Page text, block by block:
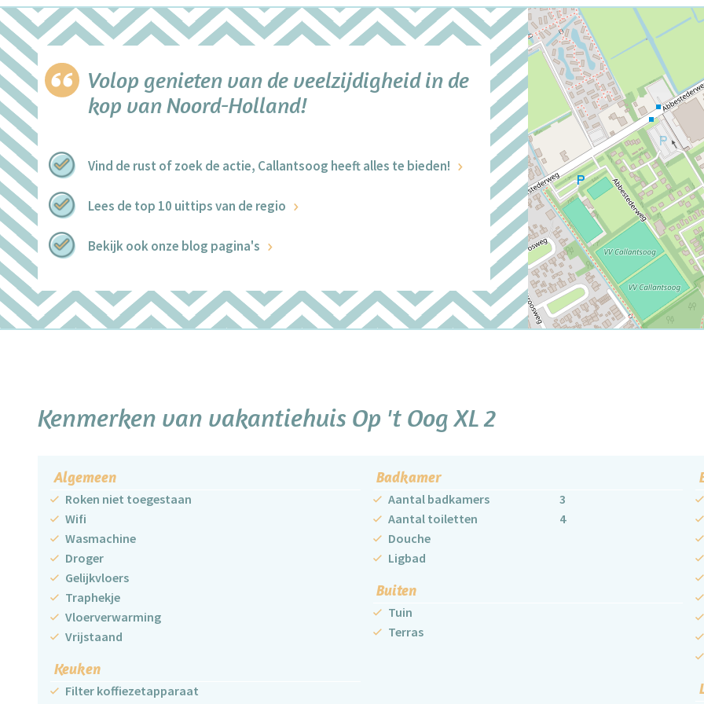
Volop genieten van de veelzijdigheid in de
kop van Noord-Holland!
Vind de rust of zoek de actie, Callantsoog heeft alles te bieden!
Lees de top 10 uittips van de regio
Bekijk ook onze blog pagina's
Kenmerken van vakantiehuis Op 't Oog XL 2
Algemeen
Roken niet toegestaan
Wifi
Wasmachine
Droger
Gelijkvloers
Traphekje
Vloerverwarming
Vrijstaand
Keuken
Filter koffiezetapparaat
Badkamer
Aantal badkamers
3
Aantal toiletten
4
Douche
Ligbad
Buiten
Tuin
Terras